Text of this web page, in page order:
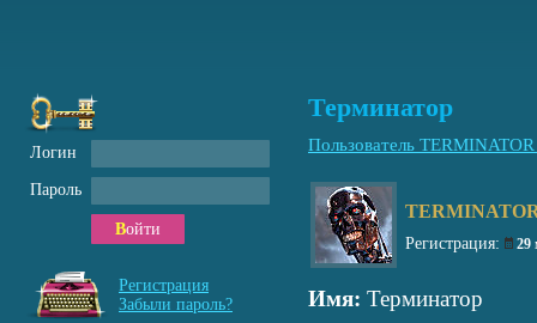
Терминатор
Пользователь
Регистрация: 29
Имя: Терминатор
Логин
Пароль
Войти
Регистрация
Забыли пароль?